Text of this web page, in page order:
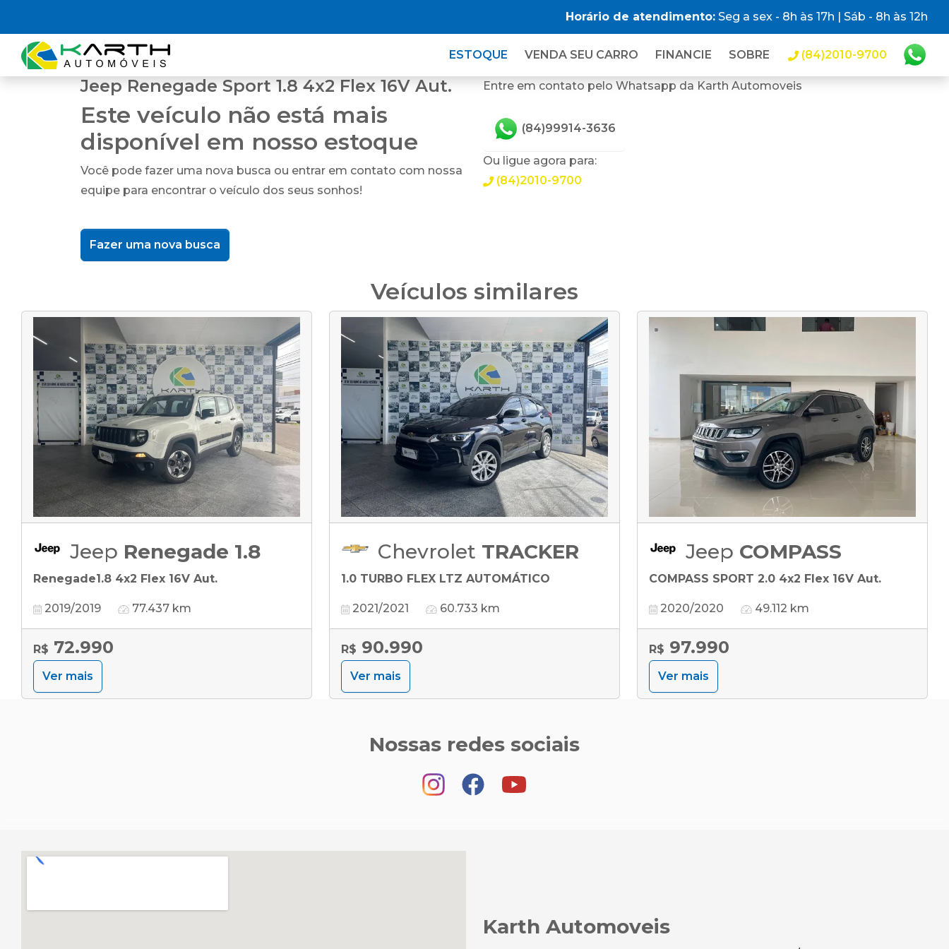
Horário de atendimento: Seg a sex - 8h às 17h | Sáb - 8h às 12h
ESTOQUE VENDA SEU CARRO FINANCIE SOBRE (84)2010-9700
Jeep Renegade Sport 1.8 4x2 Flex 16V Aut.
Este veículo não está mais
disponível em nosso estoque
Você pode fazer uma nova busca ou entrar em contato com nossa
equipe para encontrar o veículo dos seus sonhos!
Fazer uma nova busca
Entre em contato pelo Whatsapp da Karth Automoveis
(84)99914-3636
Ou ligue agora para:
(84)2010-9700
Veículos similares
Jeep Renegade 1.8
Renegade1.8 4x2 Flex 16V Aut.
2019/2019 77.437 km
R$ 72.990
Ver mais
Chevrolet TRACKER
1.0 TURBO FLEX LTZ AUTOMÁTICO
2021/2021 60.733 km
R$ 90.990
Ver mais
Jeep COMPASS
COMPASS SPORT 2.0 4x2 Flex 16V Aut.
2020/2020 49.112 km
R$ 97.990
Ver mais
Nossas redes sociais
Karth Automoveis